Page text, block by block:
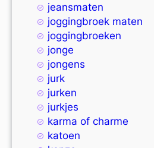
jeansmaten
joggingbroek maten
joggingbroeken
jonge
jongens
jurk
jurken
jurkjes
karma of charme
katoen